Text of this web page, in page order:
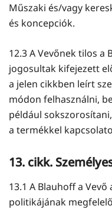
Műszaki és/vagy
és koncepciók.
12.3 A Vevőnek tilos a
jogosultak kifejezett
a jelen cikkben leírt
módon felhasználni,
például
a termékkel
13. cikk.
13.1 A Blauhoff a
politikájának